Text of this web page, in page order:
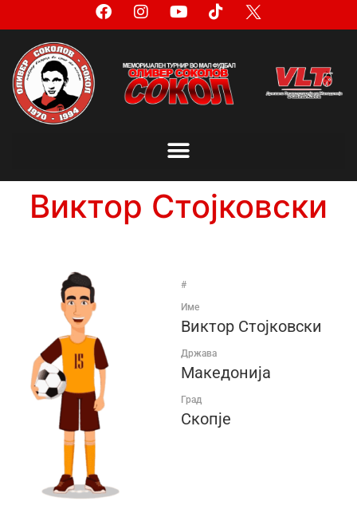
Виктор Стојковски
#
Име
Виктор Стојковски
Држава
Македонија
Град
Скопје